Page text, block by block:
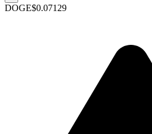
DOGE$0.07129